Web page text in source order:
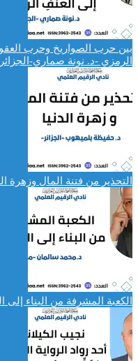
بين حرب الصواريخ وحرب
الرمزي -د. نونة صماري-
التحذير من فتنة المال وزهرة
الكعبة المشرفة من البناء